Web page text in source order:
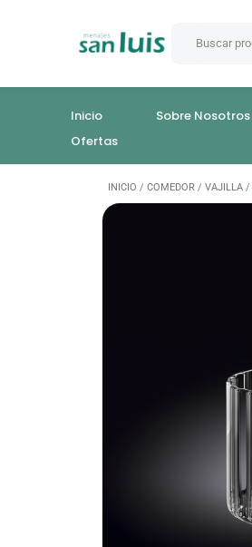
Inicio Sobre Nosotros
Ofertas
INICIO / COMEDOR / VAJILLA /